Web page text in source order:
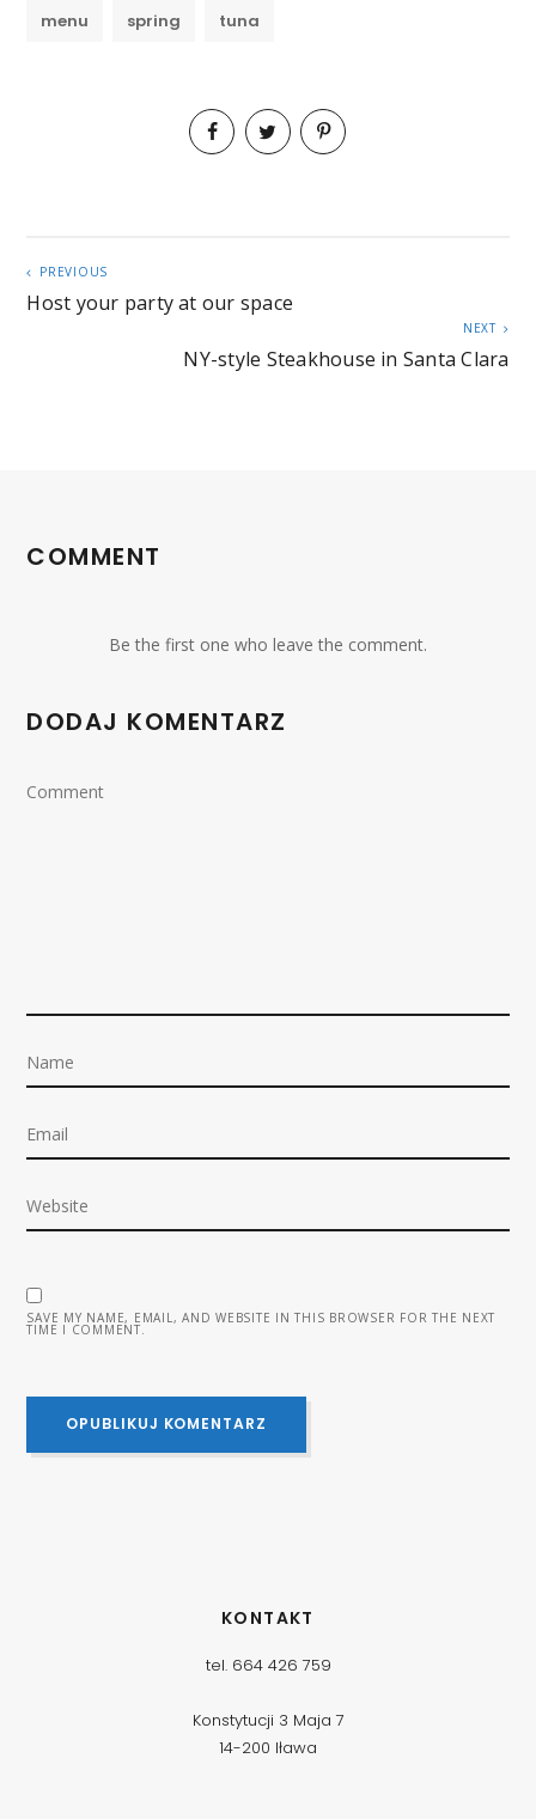
menu spring tuna
PREVIOUS
Host your party at our space
NEXT
NY-style Steakhouse in Santa Clara
COMMENT
Be the first one who leave the comment.
DODAJ KOMENTARZ
SAVE MY NAME, EMAIL, AND WEBSITE IN THIS BROWSER FOR THE NEXT
TIME I COMMENT.
KONTAKT
tel. 664 426 759
Konstytucji 3 Maja 7
14-200 Iława